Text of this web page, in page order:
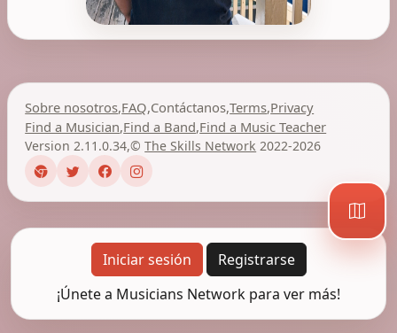
Sobre nosotros,FAQ,Contáctanos,Terms,Privacy
Find a Musician,Find a Band,Find a Music Teacher
Version 2.11.0.34,©The Skills Network 2022-2026
Iniciar sesión
Registrarse
¡Únete a Musicians Network para ver más!